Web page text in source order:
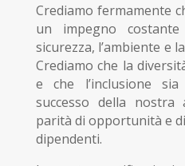
Crediamo fermamente
un impegno
sicurezza, l’ambiente e
Crediamo che la
e che l’inclusione
successo della nostra
parità di opportunità e
dipendenti.